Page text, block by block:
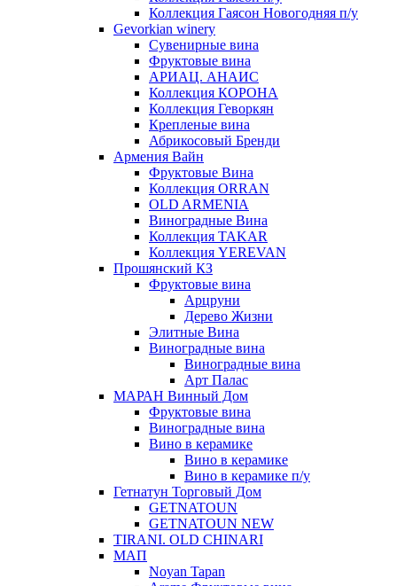
Коллекция Гаясон Новогодняя п/у
Gevorkian winery
Сувенирные вина
Фруктовые вина
АРИАЦ. АНАИС
Коллекция КОРОНА
Коллекция Геворкян
Крепленые вина
Абрикосовый Бренди
Армения Вайн
Фруктовые Вина
Коллекция ORRAN
OLD ARMENIA
Виноградные Вина
Коллекция TAKAR
Коллекция YEREVAN
Прошянский КЗ
Фруктовые вина
Арцруни
Дерево Жизни
Элитные Вина
Виноградные вина
Виноградные вина
Арт Палас
МАРАН Винный Дом
Фруктовые вина
Виноградные вина
Вино в керамике
Вино в керамике
Вино в керамике п/у
Гетнатун Торговый Дом
GETNATOUN
GETNATOUN NEW
TIRANI. OLD CHINARI
МАП
Noyan Tapan